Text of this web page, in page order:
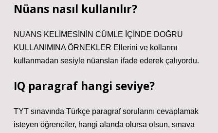
Nüans nasıl kullanılır?
NUANS KELİMESİNİN CÜMLE İÇİNDE DOĞRU
KULLANIMINA ÖRNEKLER Ellerini ve kollarını
kullanmadan sesiyle nüansları ifade ederek çalıyordu.
IQ paragraf hangi seviye?
TYT sınavında Türkçe paragraf sorularını cevaplamak
isteyen öğrenciler, hangi alanda olursa olsun, sınava